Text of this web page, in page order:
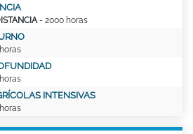
- 2000 horas
INTENSIVAS